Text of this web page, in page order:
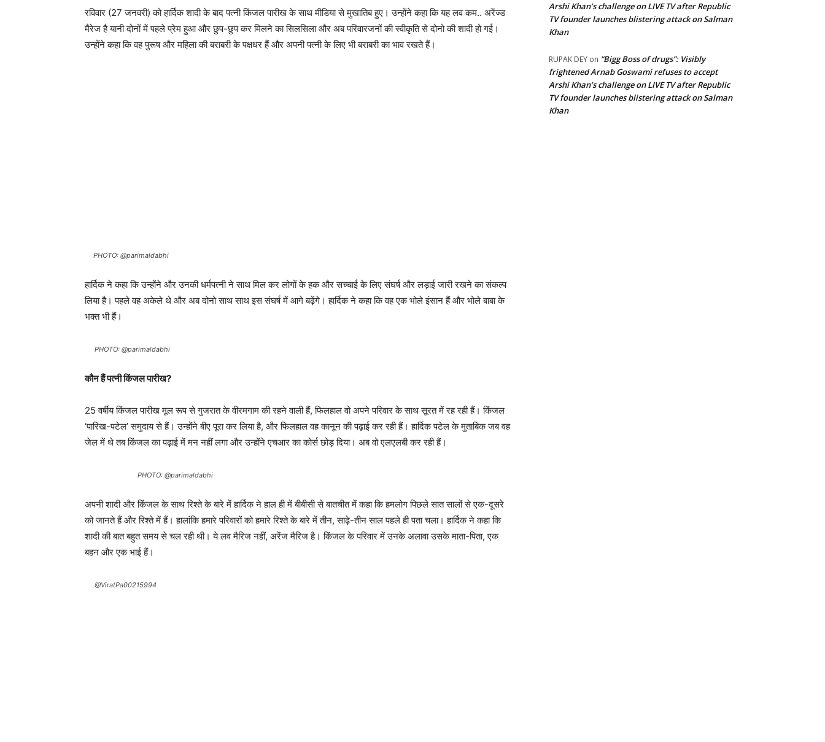
रविवार (27 जनवरी) को हार्दिक शादी के बाद पत्नी किंजल पारीख के साथ मीडिया से मुखातिब हुए। उन्होंने कहा कि यह लव कम.. अरेंज्ड
मैरेज है यानी दोनों में पहले प्रेम हुआ और छुप-छुप कर मिलने का सिलसिला और अब परिवारजनों की स्वीकृति से दोनो की शादी हो गई।
उन्होंने कहा कि वह पुरूष और महिला की बराबरी के पक्षधर हैं और अपनी पत्नी के लिए भी बराबरी का भाव रखते हैं।
PHOTO: @parimaldabhi
हार्दिक ने कहा कि उन्होंने और उनकी धर्मपत्नी ने साथ मिल कर लोगों के हक और सच्चाई के लिए संघर्ष और लड़ाई जारी रखने का संकल्प
लिया है। पहले वह अकेले थे और अब दोनो साथ साथ इस संघर्ष में आगे बढ़ेंगे। हार्दिक ने कहा कि वह एक भोले इंसान हैं और भोले बाबा के
भक्त भी हैं।
PHOTO: @parimaldabhi
कौन हैं पत्नी किंजल पारीख?
25 वर्षीय किंजल पारीख मूल रूप से गुजरात के वीरमगाम की रहने वाली हैं, फिलहाल वो अपने परिवार के साथ सूरत में रह रही हैं। किंजल
‘पारिख-पटेल’ समुदाय से हैं। उन्होंने बीए पूरा कर लिया है, और फिलहाल वह कानून की पढ़ाई कर रही हैं। हार्दिक पटेल के मुताबिक जब वह
जेल में थे तब किंजल का पढ़ाई में मन नहीं लगा और उन्होंने एचआर का कोर्स छोड़ दिया। अब वो एलएलबी कर रही हैं।
PHOTO: @parimaldabhi
अपनी शादी और किंजल के साथ रिश्ते के बारे में हार्दिक ने हाल ही में बीबीसी से बातचीत में कहा कि हमलोग पिछले सात सालों से एक-दूसरे
को जानते हैं और रिश्ते में हैं। हालांकि हमारे परिवारों को हमारे रिश्ते के बारे में तीन, साढ़े-तीन साल पहले ही पता चला। हार्दिक ने कहा कि
शादी की बात बहुत समय से चल रही थी। ये लव मैरिज नहीं, अरेंज मैरिज है। किंजल के परिवार में उनके अलावा उसके माता-पिता, एक
बहन और एक भाई हैं।
@ViratPa00215994
Arshi Khan’s challenge on LIVE TV after Republic
TV founder launches blistering attack on Salman
Khan
RUPAK DEY on “Bigg Boss of drugs”: Visibly
frightened Arnab Goswami refuses to accept
Arshi Khan’s challenge on LIVE TV after Republic
TV founder launches blistering attack on Salman
Khan